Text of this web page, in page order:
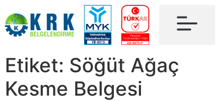
Etiket: Söğüt Ağaç
Kesme Belgesi